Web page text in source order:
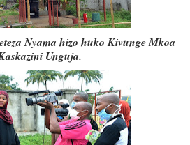
Nyama hizo huko Kivunge Mkoa
Unguja.